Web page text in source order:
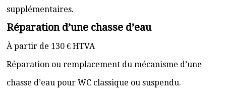
supplémentaires.
Réparation d’une chasse d’eau
À partir de 130 € HTVA
Réparation ou remplacement du mécanisme d’une
chasse d’eau pour WC classique ou suspendu.